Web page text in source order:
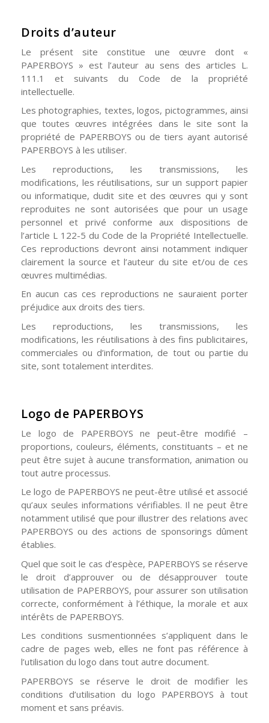
Droits d’auteur
Le présent site constitue une œuvre dont «
PAPERBOYS » est l’auteur au sens des articles L.
111.1 et suivants du Code de la propriété
intellectuelle.
Les photographies, textes, logos, pictogrammes, ainsi
que toutes œuvres intégrées dans le site sont la
propriété de PAPERBOYS ou de tiers ayant autorisé
PAPERBOYS à les utiliser.
Les reproductions, les transmissions, les
modifications, les réutilisations, sur un support papier
ou informatique, dudit site et des œuvres qui y sont
reproduites ne sont autorisées que pour un usage
personnel et privé conforme aux dispositions de
l’article L 122-5 du Code de la Propriété Intellectuelle.
Ces reproductions devront ainsi notamment indiquer
clairement la source et l’auteur du site et/ou de ces
œuvres multimédias.
En aucun cas ces reproductions ne sauraient porter
préjudice aux droits des tiers.
Les reproductions, les transmissions, les
modifications, les réutilisations à des fins publicitaires,
commerciales ou d’information, de tout ou partie du
site, sont totalement interdites.
Logo de PAPERBOYS
Le logo de PAPERBOYS ne peut-être modifié –
proportions, couleurs, éléments, constituants – et ne
peut être sujet à aucune transformation, animation ou
tout autre processus.
Le logo de PAPERBOYS ne peut-être utilisé et associé
qu’aux seules informations vérifiables. Il ne peut être
notamment utilisé que pour illustrer des relations avec
PAPERBOYS ou des actions de sponsorings dûment
établies.
Quel que soit le cas d’espèce, PAPERBOYS se réserve
le droit d’approuver ou de désapprouver toute
utilisation de PAPERBOYS, pour assurer son utilisation
correcte, conformément à l’éthique, la morale et aux
intérêts de PAPERBOYS.
Les conditions susmentionnées s’appliquent dans le
cadre de pages web, elles ne font pas référence à
l’utilisation du logo dans tout autre document.
PAPERBOYS se réserve le droit de modifier les
conditions d’utilisation du logo PAPERBOYS à tout
moment et sans préavis.